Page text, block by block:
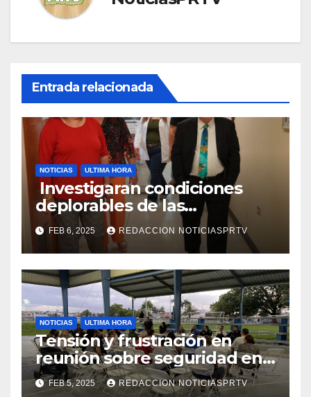
Entrada relacionada
NOTICIAS ULTIMA HORA
Investigaran condiciones
deplorables de las
facilidades el Departamento
de la Salud en Mayagüez
FEB 6, 2025 REDACCION NOTICIASPRTV
NOTICIAS ULTIMA HORA
Tensión y frustración en
reunión sobre seguridad en
Reparto Metropolitano
FEB 5, 2025 REDACCION NOTICIASPRTV